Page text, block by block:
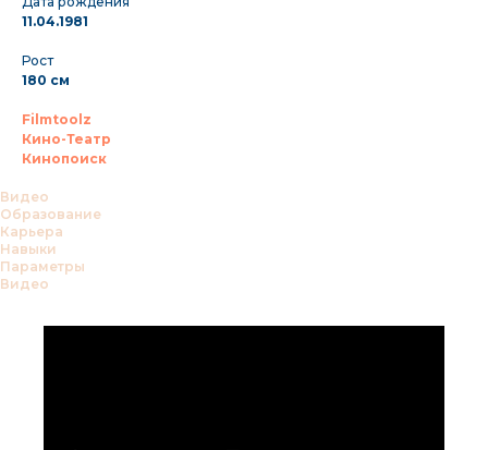
11.04.1981
Рост
180 см
Filmtoolz
Кино-Театр
Кинопоиск
Видео
Образование
Карьера
Навыки
Параметры
Видео